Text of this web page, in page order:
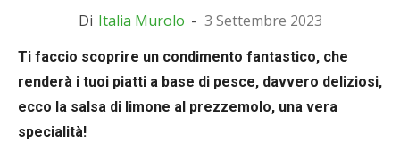
Di Italia Murolo - 3 Settembre 2023
Ti faccio scoprire un condimento fantastico, che
renderà i tuoi piatti a base di pesce, davvero deliziosi,
ecco la salsa di limone al prezzemolo, una vera
specialità!